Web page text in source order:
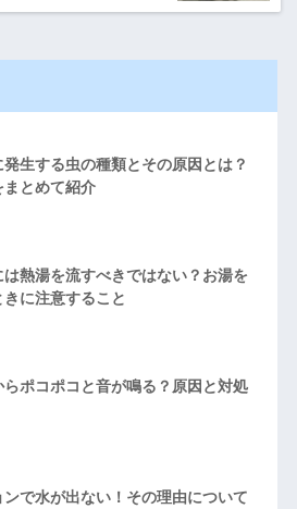
発生する虫の種類とその原因とは？
まとめて紹介
は熱湯を流すべきではない？お湯を
に注意すること
らポコポコと音が鳴る？原因と対処
ンで水が出ない！その理由について